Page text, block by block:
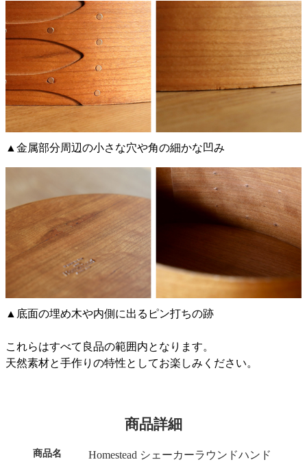
▲金属部分周辺の小さな穴や角の細かな凹み
▲底面の埋め木や内側に出るピン打ちの跡
これらはすべて良品の範囲内となります。
天然素材と手作りの特性としてお楽しみください。
商品詳細
商品名
Homestead シェーカーラウンドハンド